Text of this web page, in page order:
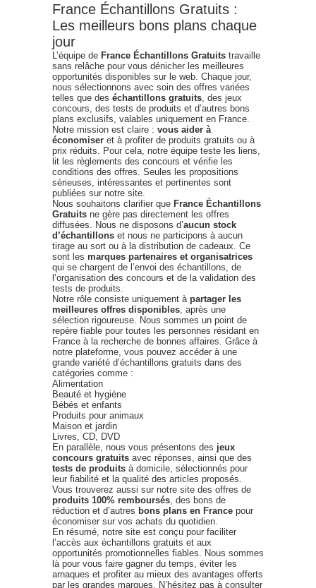
France Échantillons Gratuits :
Les meilleurs bons plans chaque
jour
L’équipe de France Échantillons Gratuits travaille
sans relâche pour vous dénicher les meilleures
opportunités disponibles sur le web. Chaque jour,
nous sélectionnons avec soin des offres variées
telles que des échantillons gratuits , des jeux
concours, des tests de produits et d’autres bons
plans exclusifs, valables uniquement en France.
Notre mission est claire : vous aider à
économiser et à profiter de produits gratuits ou à
prix réduits. Pour cela, notre équipe teste les liens,
lit les règlements des concours et vérifie les
conditions des offres. Seules les propositions
sérieuses, intéressantes et pertinentes sont
publiées sur notre site.
Nous souhaitons clarifier que France Échantillons
Gratuits ne gère pas directement les offres
diffusées. Nous ne disposons d’aucun stock
d’échantillons et nous ne participons à aucun
tirage au sort ou à la distribution de cadeaux. Ce
sont les marques partenaires et organisatrices
qui se chargent de l’envoi des échantillons, de
l’organisation des concours et de la validation des
tests de produits.
Notre rôle consiste uniquement à partager les
meilleures offres disponibles , après une
sélection rigoureuse. Nous sommes un point de
repère fiable pour toutes les personnes résidant en
France à la recherche de bonnes affaires. Grâce à
notre plateforme, vous pouvez accéder à une
grande variété d’échantillons gratuits dans des
catégories comme :
Alimentation
Beauté et hygiène
Bébés et enfants
Produits pour animaux
Maison et jardin
Livres, CD, DVD
En parallèle, nous vous présentons des jeux
concours gratuits avec réponses, ainsi que des
tests de produits à domicile, sélectionnés pour
leur fiabilité et la qualité des articles proposés.
Vous trouverez aussi sur notre site des offres de
produits 100% remboursés , des bons de
réduction et d’autres bons plans en France pour
économiser sur vos achats du quotidien.
En résumé, notre site est conçu pour faciliter
l’accès aux échantillons gratuits et aux
opportunités promotionnelles fiables. Nous sommes
là pour vous faire gagner du temps, éviter les
arnaques et profiter au mieux des avantages offerts
par les grandes marques. N’hésitez pas à consulter